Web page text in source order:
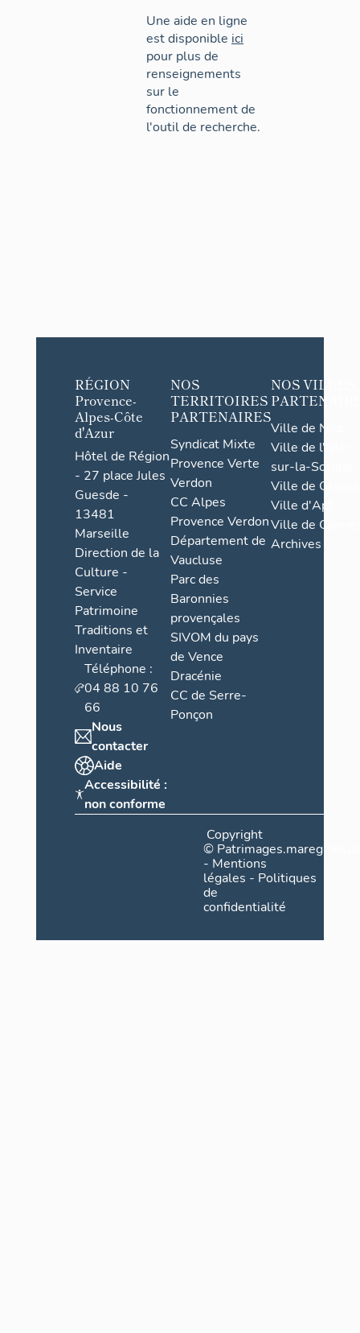
Une aide en ligne
est disponible ici
pour plus de
renseignements
sur le
fonctionnement de
l'outil de recherche.
RÉGION
Provence-
Alpes-Côte
d'Azur
Hôtel de Région
- 27 place Jules
Guesde -
13481
Marseille
Direction de la
Culture -
Service
Patrimoine
Traditions et
Inventaire
Téléphone :
04 88 10 76
66
Nous
contacter
Aide
Accessibilité :
non conforme
NOS
TERRITOIRES
PARTENAIRES
Syndicat Mixte
Provence Verte
Verdon
CC Alpes
Provence Verdon
Département de
Vaucluse
Parc des
Baronnies
provençales
SIVOM du pays
de Vence
Dracénie
CC de Serre-
Ponçon
NOS VILLES
Ville de Nice
Ville de l'Isle-
sur-la-Sorgue
Ville de Grasse
Ville d'Apt
Ville de
Archives
Copyright
©
- Mentions
légales - Politiques
de
confidentialité